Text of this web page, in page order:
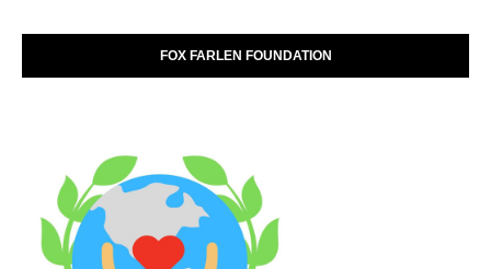
FOX FARLEN FOUNDATION